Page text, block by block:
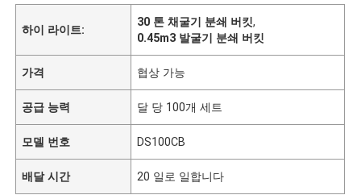
하이 라이트:
30 톤 채굴기 분쇄 버킷,
0.45m3 발굴기 분쇄 버킷
가격 협상 가능
공급 능력 달 당 100개 세트
모델 번호 DS100CB
배달 시간 20 일로 일합니다